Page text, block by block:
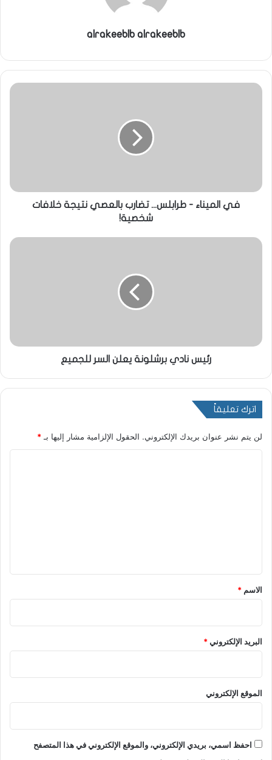
alrakeeblb alrakeeblb
في الميناء - طرابلس... تضارب بالعصي نتيجة خلافات
شخصية!
رئيس نادي برشلونة يعلن السر للجميع
اترك تعليقاً
لن يتم نشر عنوان بريدك الإلكتروني. الحقول الإلزامية مشار إليها بـ*
*
الاسم *
البريد الإلكتروني*
الموقع الإلكتروني
احفظ اسمي، بريدي الإلكتروني، والموقع الإلكتروني في هذا المتصفح